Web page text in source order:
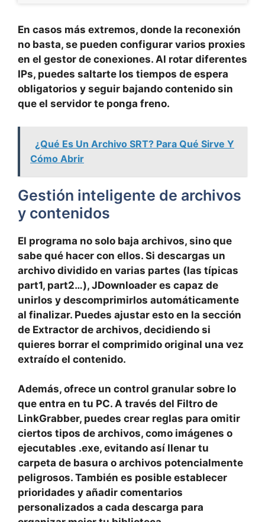
En casos más extremos, donde la reconexión
no basta, se pueden configurar varios proxies
en el gestor de conexiones. Al rotar diferentes
IPs, puedes saltarte los tiempos de espera
obligatorios y seguir bajando contenido sin
que el servidor te ponga freno.
¿Qué Es Un Archivo SRT? Para Qué Sirve Y
Cómo Abrir
Gestión inteligente de archivos
y contenidos
El programa no solo baja archivos, sino que
sabe qué hacer con ellos. Si descargas un
archivo dividido en varias partes (las típicas
part1, part2…), JDownloader es capaz de
unirlos y descomprimirlos automáticamente
al finalizar. Puedes ajustar esto en la sección
de Extractor de archivos, decidiendo si
quieres borrar el comprimido original una vez
extraído el contenido.
Además, ofrece un control granular sobre lo
que entra en tu PC. A través del Filtro de
LinkGrabber, puedes crear reglas para omitir
ciertos tipos de archivos, como imágenes o
ejecutables .exe, evitando así llenar tu
carpeta de basura o archivos potencialmente
peligrosos. También es posible establecer
prioridades y añadir comentarios
personalizados a cada descarga para